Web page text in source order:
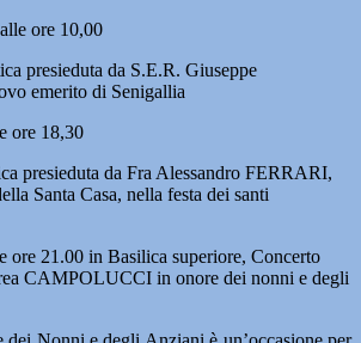
ore 10,00
presieduta da S.E.R. Giuseppe
emerito di Senigallia
ore 18,30
presieduta da Fra Alessandro FERRARI,
Santa Casa, nella festa dei santi
ore 21.00 in Basilica superiore, Concerto
CAMPOLUCCI in onore dei nonni e degli